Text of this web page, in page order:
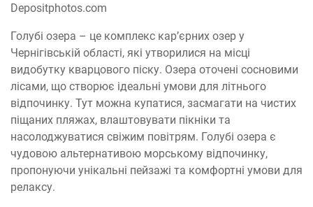
Depositphotos.com
Голубі озера – це комплекс кар’єрних озер у
Чернігівській області, які утворилися на місці
видобутку кварцового піску. Озера оточені сосновими
лісами, що створює ідеальні умови для літнього
відпочинку. Тут можна купатися, засмагати на чистих
піщаних пляжах, влаштовувати пікніки та
насолоджуватися свіжим повітрям. Голубі озера є
чудовою альтернативою морському відпочинку,
пропонуючи унікальні пейзажі та комфортні умови для
релаксу.